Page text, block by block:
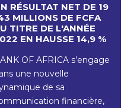
RÉSULTAT NET DE 19
MILLIONS DE FCFA
TITRE DE L'ANNÉE
EN HAUSSE 14,9 %
OF AFRICA s’engage
une nouvelle
de sa
financière,